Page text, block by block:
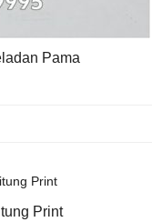
Pama
Print